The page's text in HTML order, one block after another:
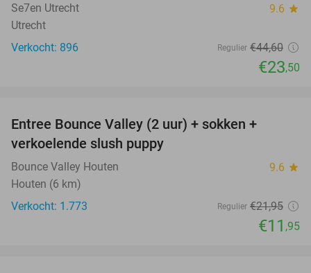
Se7en Utrecht 9.6 star
Utrecht
Verkocht: 896
Regulier €44,60
€23,50
Entree Bounce Valley (2 uur) + sokken +
verkoelende slush puppy
Bounce Valley Houten 9.6 star
Houten (6 km)
Verkocht: 1.773
Regulier €21,95
€11 ,95